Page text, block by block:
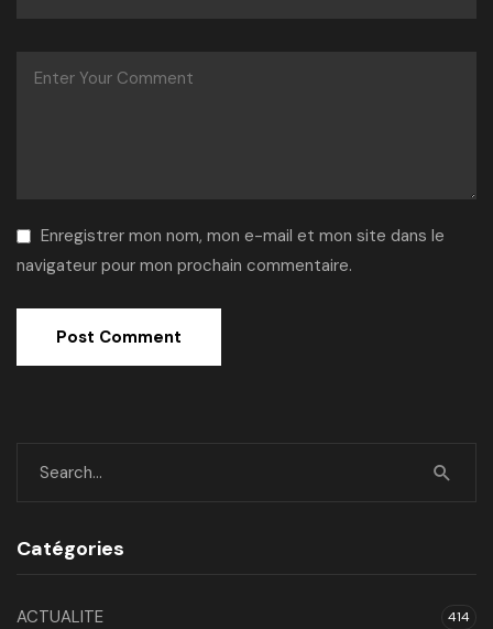
Enregistrer mon nom, mon e-mail et mon site dans le
navigateur pour mon prochain commentaire.
Catégories
ACTUALITE 414